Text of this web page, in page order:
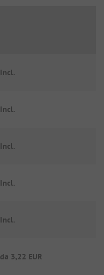
Incl.
Incl.
Incl.
Incl.
Incl.
da 3,22 EUR